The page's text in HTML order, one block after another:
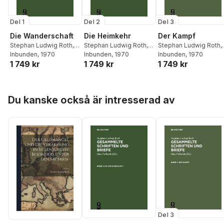
Del 1
Die Wanderschaft
Stephan Ludwig Roth,
Otto Folberth
Inbunden, 1970
1 749 kr
Del 2
Die Heimkehr
Stephan Ludwig Roth,
Otto Folberth
Inbunden, 1970
1 749 kr
Del 3
Der Kampf
Stephan Ludwig Roth,
Otto Folberth
Inbunden, 1970
1 749 kr
Du kanske också är intresserad av
Del 3